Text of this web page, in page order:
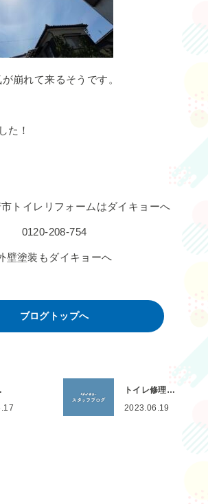
崩れて来るそうです。
た！
トイレリフォームはダイキョーへ
0120-208-754
壁塗装もダイキョーへ
ブログトップへ
トイレ修理…
2023.06.19